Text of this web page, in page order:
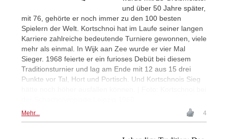
und über 50 Jahre später,
mit 76, gehörte er noch immer zu den 100 besten
Spielern der Welt. Kortschnoi hat im Laufe seiner langen
Karriere zahlreiche bedeutende Turniere gewonnen, viele
mehr als einmal. In Wijk aan Zee wurde er vier Mal
Sieger. 1968 feierte er ein furioses Debüt bei diesem
Traditionsturnier und lag am Ende mit 12 aus 15 drei
Punkte vor Tal, Hort und Portisch. Und Kortschnois Sieg
Mehr... 4